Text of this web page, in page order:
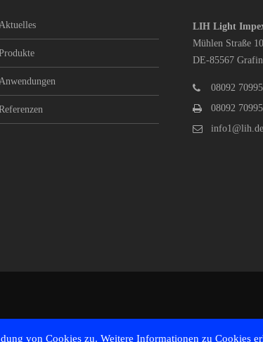
LIH Light
Mühlen Straße 10
DE-85567
08092
08092
info1@lih.de
von Cookies zu. Weitere Informationen zu Cookies